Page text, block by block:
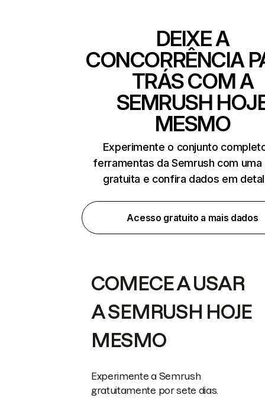
DEIXE A
CONCORRÊNCIA
TRÁS COM A
SEMRUSH
MESMO
Experimente o conjunto
ferramentas da Semrush com uma
gratuita e confira dados em
Acesso gratuito a mais dados
COMECE A USAR
A SEMRUSH HOJE
MESMO
Experimente a Semrush
gratuitamente por sete dias.